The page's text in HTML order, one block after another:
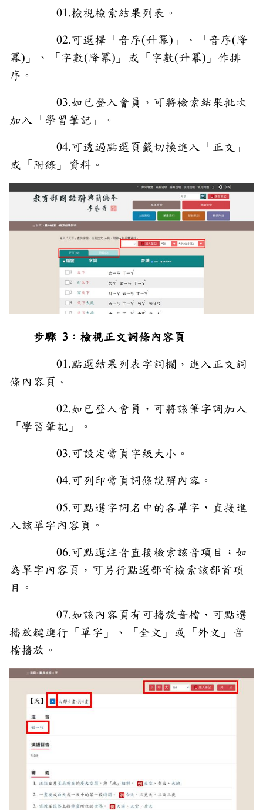
01.檢視檢索結果列表。
02.可選擇「音序(升冪)」、「音序(降
冪)」、「字數(降冪)」或「字數(升冪)」作排
序。
03.如已登入會員，可將檢索結果批次
加入「學習筆記」。
04.可透過點選頁籤切換進入「正文」
或「附錄」資料。
步驟 3：檢視正文詞條內容頁
01.點選結果列表字詞欄，進入正文詞
條內容頁。
02.如已登入會員，可將該筆字詞加入
「學習筆記」。
03.可設定當頁字級大小。
04.可列印當頁詞條說解內容。
05.可點選字詞名中的各單字，直接進
入該單字內容頁。
06.可點選注音直接檢索該音項目；如
為單字內容頁，可另行點選部首檢索該部首項
目。
07.如該內容頁有可播放音檔，可點選
播放鍵進行「單字」、「全文」或「外文」音
檔播放。